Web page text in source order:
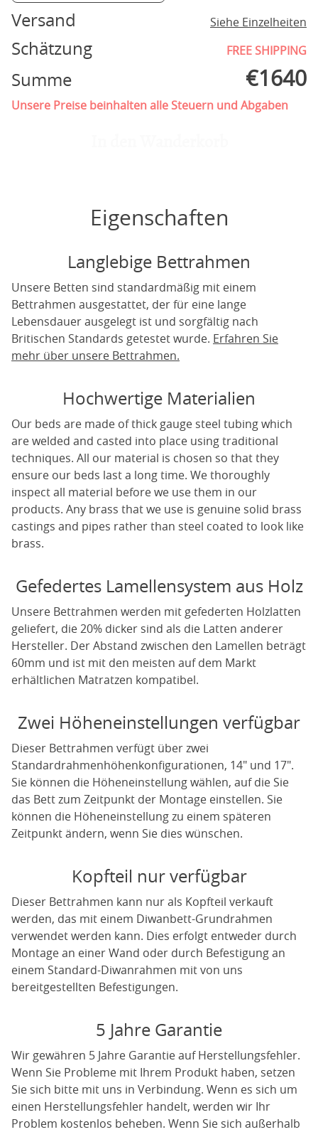
Versand Siehe Einzelheiten
Schätzung FREE SHIPPING
Summe €1640
Unsere Preise beinhalten alle Steuern und Abgaben
Eigenschaften
Langlebige Bettrahmen
Unsere Betten sind standardmäßig mit einem
Bettrahmen ausgestattet, der für eine lange
Lebensdauer ausgelegt ist und sorgfältig nach
Britischen Standards getestet wurde. Erfahren Sie
mehr über unsere Bettrahmen.
Hochwertige Materialien
Our beds are made of thick gauge steel tubing which
are welded and casted into place using traditional
techniques. All our material is chosen so that they
ensure our beds last a long time. We thoroughly
inspect all material before we use them in our
products. Any brass that we use is genuine solid brass
castings and pipes rather than steel coated to look like
brass.
Gefedertes Lamellensystem aus Holz
Unsere Bettrahmen werden mit gefederten Holzlatten
geliefert, die 20% dicker sind als die Latten anderer
Hersteller. Der Abstand zwischen den Lamellen beträgt
60mm und ist mit den meisten auf dem Markt
erhältlichen Matratzen kompatibel.
Zwei Höheneinstellungen verfügbar
Dieser Bettrahmen verfügt über zwei
Standardrahmenhöhenkonfigurationen, 14" und 17".
Sie können die Höheneinstellung wählen, auf die Sie
das Bett zum Zeitpunkt der Montage einstellen. Sie
können die Höheneinstellung zu einem späteren
Zeitpunkt ändern, wenn Sie dies wünschen.
Kopfteil nur verfügbar
Dieser Bettrahmen kann nur als Kopfteil verkauft
werden, das mit einem Diwanbett-Grundrahmen
verwendet werden kann. Dies erfolgt entweder durch
Montage an einer Wand oder durch Befestigung an
einem Standard-Diwanrahmen mit von uns
bereitgestellten Befestigungen.
5 Jahre Garantie
Wir gewähren 5 Jahre Garantie auf Herstellungsfehler.
Wenn Sie Probleme mit Ihrem Produkt haben, setzen
Sie sich bitte mit uns in Verbindung. Wenn es sich um
einen Herstellungsfehler handelt, werden wir Ihr
Problem kostenlos beheben. Wenn Sie sich außerhalb